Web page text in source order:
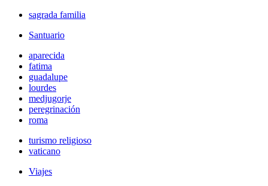
sagrada familia
Santuario
aparecida
fatima
guadalupe
lourdes
medjugorje
peregrinación
roma
turismo religioso
vaticano
Viajes